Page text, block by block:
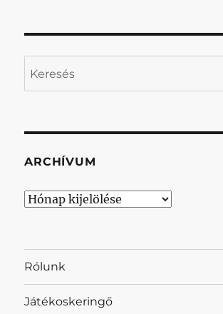
ARCHÍVUM
Archívum
Rólunk
Játékoskeringő